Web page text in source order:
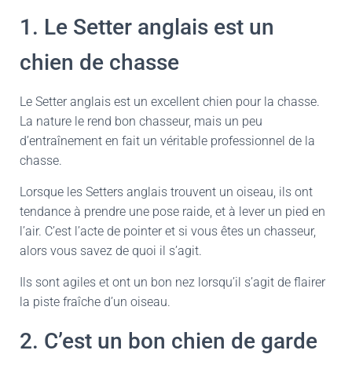
1. Le Setter anglais est un
chien de chasse
Le Setter anglais est un excellent chien pour la chasse.
La nature le rend bon chasseur, mais un peu
d’entraînement en fait un véritable professionnel de la
chasse.
Lorsque les Setters anglais trouvent un oiseau, ils ont
tendance à prendre une pose raide, et à lever un pied en
l’air. C’est l’acte de pointer et si vous êtes un chasseur,
alors vous savez de quoi il s’agit.
Ils sont agiles et ont un bon nez lorsqu’il s’agit de flairer
la piste fraîche d’un oiseau.
2. C’est un bon chien de garde